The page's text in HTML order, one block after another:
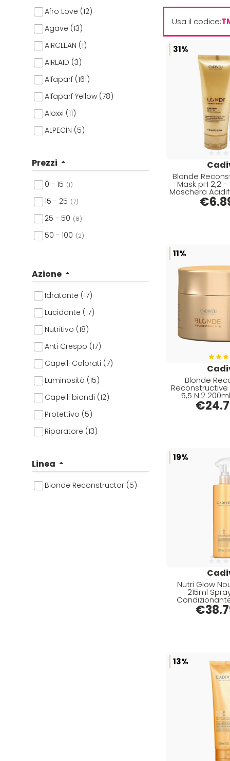
Afro Love (12)
Agave (13)
AIRCLEAN (1)
AIRLAID (3)
Alfaparf (161)
Alfaparf Yellow (78)
Aloxxi (11)
ALPECIN (5)
Altissima (2)
Andis (13)
Artego (33)
Arya (2)
Ascèt (1)
Babyliss (72)
Barbicide (3)
Batist (1)
BenHerbe (44)
Beox (30)
Black Star (37)
Brasil Cacau (26)
Brelil (2)
Care & Cover (1)
Cella (13)
Comprof (1)
Corioliss (7)
Prezzi
0 - 15 (1)
15 - 25 (7)
25 - 50 (8)
50 - 100 (2)
Azione
Idratante (17)
Lucidante (17)
Nutritivo (18)
Anti Crespo (17)
Capelli Colorati (7)
Luminosità (15)
Capelli biondi (12)
Protettivo (5)
Riparatore (13)
Districante (8)
Lisciante (1)
Linea
Blonde Reconstructor (5)
Usa il codice:
31%
Blonde
Mask pH 2,2 -
Maschera
€
11%
Blonde
Reconstructive
5,5 N.2 200ml Maschera
Ristrutturante
€
19%
Nutri Glow
215ml
€
13%